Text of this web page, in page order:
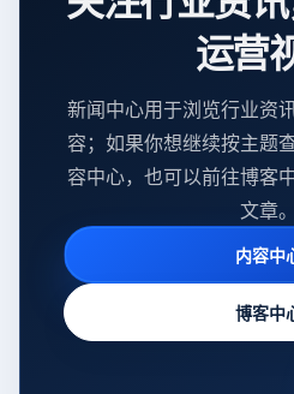
运营
新闻中心用于浏览行业资
容；如果你想继续按主题
容中心，也可以前往博客
文章。
内容中
博客中